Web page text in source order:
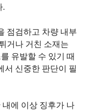
.
점검하고 차량 내부
거나 거친 소재는
유발할 수 있기 때
서 신중한 판단이 필
에 이상 징후가 나